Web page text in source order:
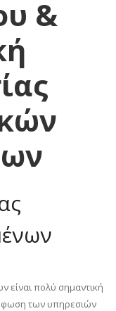
&
πολύ σημαντική
των υπηρεσιών